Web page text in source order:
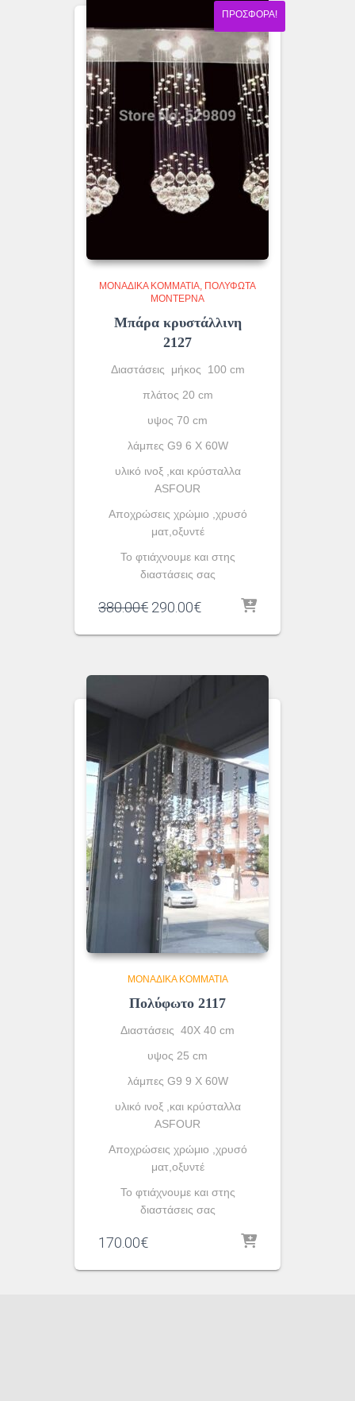
ΠΡΟΣΦΟΡΆ!
ΜΟΝΆΔΙΚΑ ΚΟΜΜΆΤΙΑ ΠΟΛΎΦΩΤΑ
ΜΟΝΤΈΡΝΑ
Μπάρα κρυστάλλινη
2127
Διαστάσεις μήκος 100 cm
πλάτος 20 cm
υψος 70 cm
λάμπες G9 6 X 60W
υλικό ινοξ ,και κρύσταλλα
ASFOUR
Aποχρώσεις χρώμιο ,χρυσό
ματ,οξυντέ
To φτιάχνουμε και στης
διαστάσεις σας
380.00€ Original
was:
290.00€Η
τιμή
290.00€.
ΜΟΝΆΔΙΚΑ ΚΟΜΜΆΤΙΑ
Πολύφωτο 2117
Διαστάσεις 40Χ 40 cm
υψος 25 cm
λάμπες G9 9 X 60W
υλικό ινοξ ,και κρύσταλλα
ASFOUR
Aποχρώσεις χρώμιο ,χρυσό
ματ,οξυντέ
To φτιάχνουμε και στης
διαστάσεις σας
170.00€